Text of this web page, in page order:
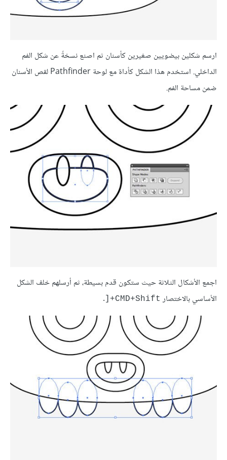
ارسم شكلين بيضويين صغيرين كأسنان ثم اصنع نسخةً عن شكل الفم
الداخلي. استخدم هذا الشكل كأداة مع لوحة Pathfinder لقص الأسنان
ضمن مساحة الفم.
اجمع الأشكال الثلاثة حيث ستكون قدم بسيطة، ثم أرسلهم خلف الشكل
الأساسي بالاختصار CMD+Shift+[
.